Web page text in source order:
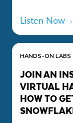
Listen Now
HANDS-ON LABS
JOIN AN
VIRTUAL
HOW TO